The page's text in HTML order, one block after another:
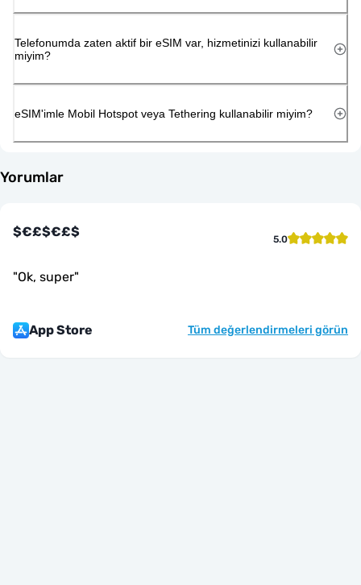
Telefonumda zaten aktif bir eSIM var, hizmetinizi kullanabilir
miyim?
eSIM'imle Mobil Hotspot veya Tethering kullanabilir miyim?
Yorumlar
$€£$€£$ 5.0
"Ok, super"
App Store Tüm değerlendirmeleri görün